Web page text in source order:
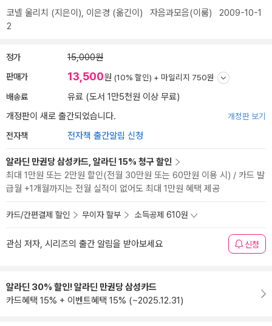
코넬 울리치 (지은이), 이은경 (옮긴이) 자음과모음(이룸) 2009-10-1
2
정가 15,000원
판매가 13,500원 (10% 할인) + 마일리지 750원
배송료
유료 (도서 1만5천원 이상 무료)
개정판이 새로 출간되었습니다.
개정판 보기
전자책 전자책 출간알림 신청
알라딘 만권당 삼성카드, 알라딘 15% 청구 할인
최대 1만원 또는 2만원 할인(전월 30만원 또는 60만원 이용 시) / 카드 발
급월 +1개월까지는 전월 실적이 없어도 최대 1만원 혜택 제공
카드/간편결제 할인 무이자 할부 소득공제 610원
관심 저자, 시리즈의 출간 알림을 받아보세요 신청
알라딘 30% 할인! 알라딘 만권당 삼성카드
카드혜택 15% + 이벤트혜택 15% (~2025.12.31)